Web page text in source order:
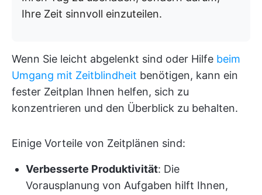
Ihre Zeit sinnvoll einzuteilen.
Wenn Sie leicht abgelenkt sind oder Hilfe beim
Umgang mit Zeitblindheit benötigen, kann ein
fester Zeitplan Ihnen helfen, sich zu
konzentrieren und den Überblick zu behalten.
Einige Vorteile von Zeitplänen sind:
Verbesserte Produktivität: Die
Vorausplanung von Aufgaben hilft Ihnen,